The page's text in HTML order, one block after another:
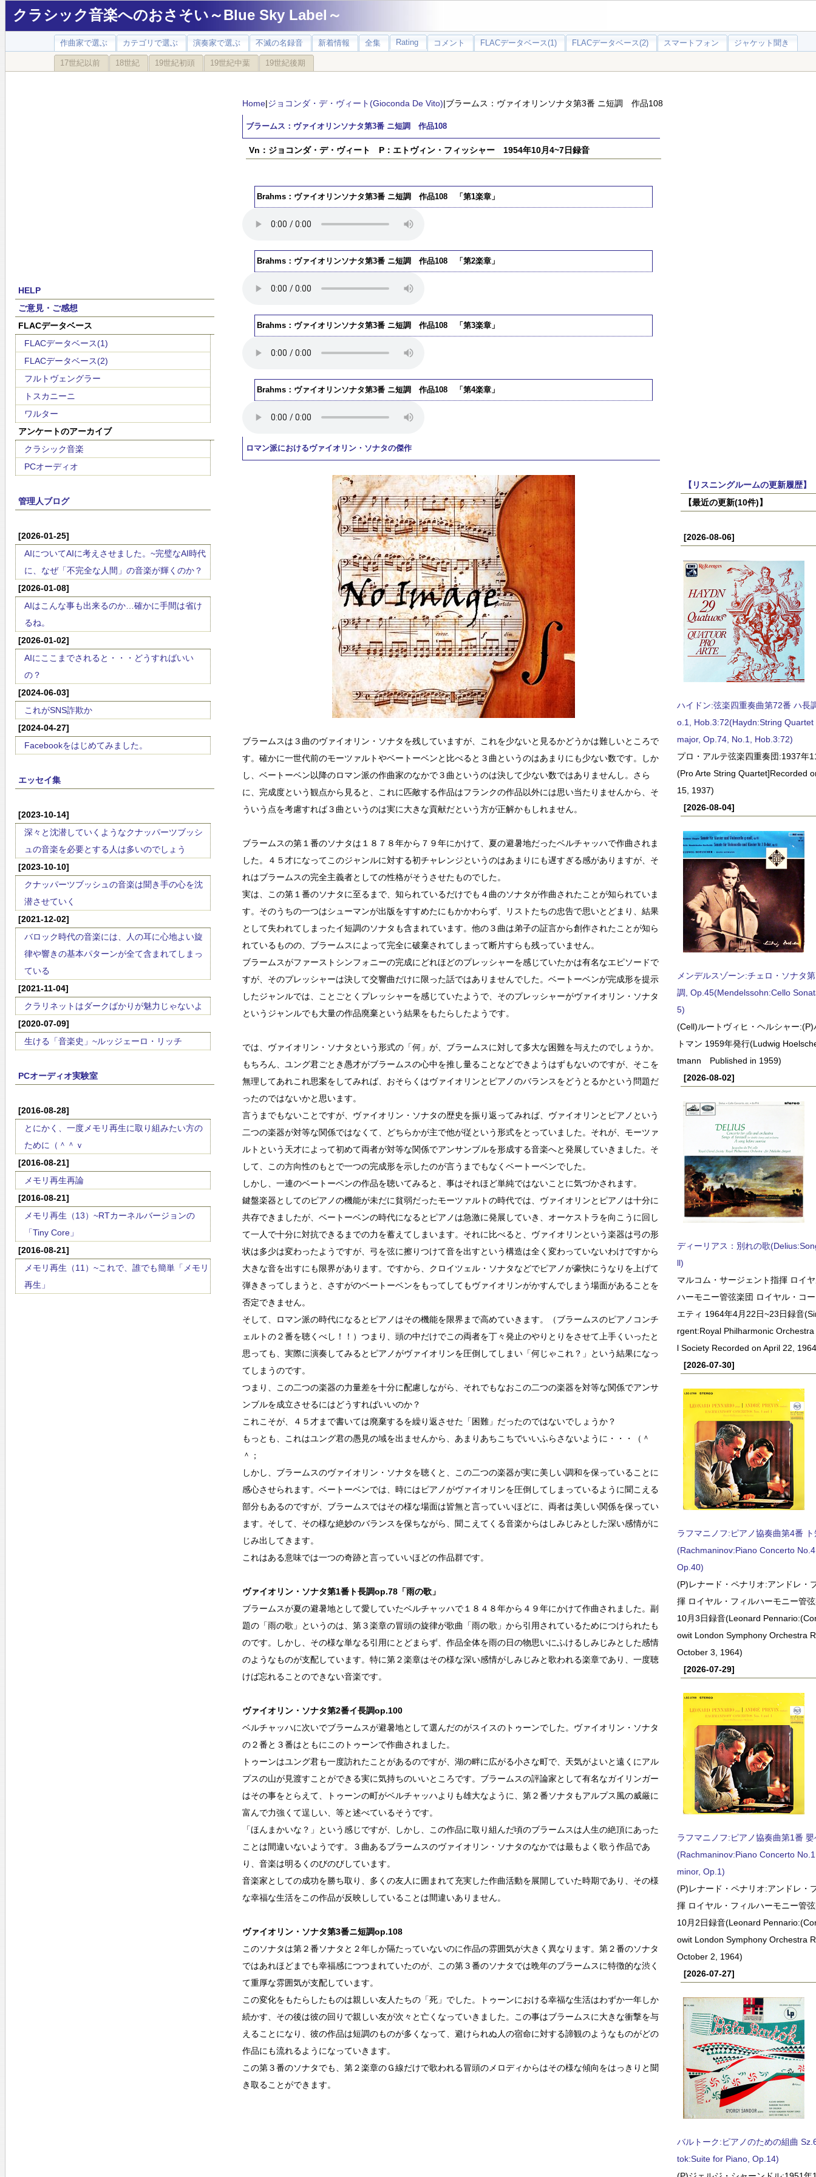
クラシック音楽へのおさそい～Blue Sky Label～
作曲家で選ぶ カテゴリで選ぶ 演奏家で選ぶ 不滅の名録音 新着情報 全集 Rating コメント FLACデータベース(1) FLACデータベース(2) スマートフォン ジャケット聞き
17世紀以前 18世紀 19世紀初頭 19世紀中葉 19世紀後期
HELP
ご意見・ご感想
FLACデータベース
FLACデータベース(1)
FLACデータベース(2)
フルトヴェングラー
トスカニーニ
ワルター
アンケートのアーカイブ
クラシック音楽
PCオーディオ
管理人ブログ
[2026-01-25]
AIについてAIに考えさせました。~完璧なAI時代
に、なぜ「不完全な人間」の音楽が輝くのか？
[2026-01-08]
AIはこんな事も出来るのか…確かに手間は省け
るね。
[2026-01-02]
AIにここまでされると・・・どうすればいい
の？
[2024-06-03]
これがSNS詐欺か
[2024-04-27]
Facebookをはじめてみました。
エッセイ集
[2023-10-14]
深々と沈潜していくようなクナッパーツブッシ
ュの音楽を必要とする人は多いのでしょう
[2023-10-10]
クナッパーツブッシュの音楽は聞き手の心を沈
潜させていく
[2021-12-02]
バロック時代の音楽には、人の耳に心地よい旋
律や響きの基本パターンが全て含まれてしまっ
ている
[2021-11-04]
クラリネットはダークばかりが魅力じゃないよ
[2020-07-09]
生ける「音楽史」~ルッジェーロ・リッチ
PCオーディオ実験室
[2016-08-28]
とにかく、一度メモリ再生に取り組みたい方の
ために（＾＾ｖ
[2016-08-21]
メモリ再生再論
[2016-08-21]
メモリ再生（13）~RTカーネルバージョンの
「Tiny Core」
[2016-08-21]
メモリ再生（11）~これで、誰でも簡単「メモリ
再生」
Home|ジョコンダ・デ・ヴィート(Gioconda De Vito)|ブラームス：ヴァイオリンソナタ第3番 ニ短調 作品108
ブラームス：ヴァイオリンソナタ第3番 ニ短調 作品108
Vn：ジョコンダ・デ・ヴィート P：エトヴィン・フィッシャー 1954年10月4~7日録音
Brahms：ヴァイオリンソナタ第3番 ニ短調 作品108 「第1楽章」
Brahms：ヴァイオリンソナタ第3番 ニ短調 作品108 「第2楽章」
Brahms：ヴァイオリンソナタ第3番 ニ短調 作品108 「第3楽章」
Brahms：ヴァイオリンソナタ第3番 ニ短調 作品108 「第4楽章」
ロマン派におけるヴァイオリン・ソナタの傑作
ブラームスは３曲のヴァイオリン・ソナタを残していますが、これを少ないと見るかどうかは難しいところで
す。確かに一世代前のモーツァルトやベートーベンと比べると３曲というのはあまりにも少ない数です。しか
し、ベートーベン以降のロマン派の作曲家のなかで３曲というのは決して少ない数ではありませんし。さら
に、完成度という観点から見ると、これに匹敵する作品はフランクの作品以外には思い当たりませんから、そ
ういう点を考慮すれば３曲というのは実に大きな貢献だという方が正解かもしれません。
ブラームスの第１番のソナタは１８７８年から７９年にかけて、夏の避暑地だったベルチャッハで作曲されま
した。４５才になってこのジャンルに対する初チャレンジというのはあまりにも遅すぎる感がありますが、そ
れはブラームスの完全主義者としての性格がそうさせたものでした。
実は、この第１番のソナタに至るまで、知られているだけでも４曲のソナタが作曲されたことが知られていま
す。そのうちの一つはシューマンが出版をすすめたにもかかわらず、リストたちの忠告で思いとどまり、結果
として失われてしまったイ短調のソナタも含まれています。他の３曲は弟子の証言から創作されたことが知ら
れているものの、ブラームスによって完全に破棄されてしまって断片すらも残っていません。
ブラームスがファーストシンフォニーの完成にどれほどのプレッシャーを感じていたかは有名なエピソードで
すが、そのプレッシャーは決して交響曲だけに限った話ではありませんでした。ベートーベンが完成形を提示
したジャンルでは、ことごとくプレッシャーを感じていたようで、そのプレッシャーがヴァイオリン・ソナタ
というジャンルでも大量の作品廃棄という結果をもたらしたようです。
では、ヴァイオリン・ソナタという形式の「何」が、ブラームスに対して多大な困難を与えたのでしょうか。
もちろん、ユング君ごとき愚才がブラームスの心中を推し量ることなどできようはずもないのですが、そこを
無理してあれこれ思案をしてみれば、おそらくはヴァイオリンとピアノのバランスをどうとるかという問題だ
ったのではないかと思います。
言うまでもないことですが、ヴァイオリン・ソナタの歴史を振り返ってみれば、ヴァイオリンとピアノという
二つの楽器が対等な関係ではなくて、どちらかが主で他が従という形式をとっていました。それが、モーツァ
ルトという天才によって初めて両者が対等な関係でアンサンブルを形成する音楽へと発展していきました。そ
して、この方向性のもとで一つの完成形を示したのが言うまでもなくベートーベンでした。
しかし、一連のベートーベンの作品を聴いてみると、事はそれほど単純ではないことに気づかされます。
鍵盤楽器としてのピアノの機能が未だに貧弱だったモーツァルトの時代では、ヴァイオリンとピアノは十分に
共存できましたが、ベートーベンの時代になるとピアノは急激に発展していき、オーケストラを向こうに回し
て一人で十分に対抗できるまでの力を蓄えてしまいます。それに比べると、ヴァイオリンという楽器は弓の形
状は多少は変わったようですが、弓を弦に擦りつけて音を出すという構造は全く変わっていないわけですから
大きな音を出すにも限界があります。ですから、クロイツェル・ソナタなどでピアノが豪快にうなりを上げて
弾ききってしまうと、さすがのベートーベンをもってしてもヴァイオリンがかすんでしまう場面があることを
否定できません。
そして、ロマン派の時代になるとピアノはその機能を限界まで高めていきます。（ブラームスのピアノコンチ
ェルトの２番を聴くべし！！）つまり、頭の中だけでこの両者を丁々発止のやりとりをさせて上手くいったと
思っても、実際に演奏してみるとピアノがヴァイオリンを圧倒してしまい「何じゃこれ？」という結果になっ
てしまうのです。
つまり、この二つの楽器の力量差を十分に配慮しながら、それでもなおこの二つの楽器を対等な関係でアンサ
ンブルを成立させるにはどうすればいいのか？
これこそが、４５才まで書いては廃棄するを繰り返させた「困難」だったのではないでしょうか？
もっとも、これはユング君の愚見の域を出ませんから、あまりあちこちでいいふらさないように・・・（＾
＾；
しかし、ブラームスのヴァイオリン・ソナタを聴くと、この二つの楽器が実に美しい調和を保っていることに
感心させられます。ベートーベンでは、時にはピアノがヴァイオリンを圧倒してしまっているように聞こえる
部分もあるのですが、ブラームスではその様な場面は皆無と言っていいほどに、両者は美しい関係を保ってい
ます。そして、その様な絶妙のバランスを保ちながら、聞こえてくる音楽からはしみじみとした深い感情がに
じみ出してきます。
これはある意味では一つの奇跡と言っていいほどの作品群です。
ヴァイオリン・ソナタ第1番ト長調op.78「雨の歌」
ブラームスが夏の避暑地として愛していたベルチャッハで１８４８年から４９年にかけて作曲されました。副
題の「雨の歌」というのは、第３楽章の冒頭の旋律が歌曲「雨の歌」から引用されているためにつけられたも
のです。しかし、その様な単なる引用にとどまらず、作品全体を雨の日の物思いにふけるしみじみとした感情
のようなものが支配しています。特に第２楽章はその様な深い感情がしみじみと歌われる楽章であり、一度聴
けば忘れることのできない音楽です。
ヴァイオリン・ソナタ第2番イ長調op.100
ベルチャッハに次いでブラームスが避暑地として選んだのがスイスのトゥーンでした。ヴァイオリン・ソナタ
の２番と３番はともにこのトゥーンで作曲されました。
トゥーンはユング君も一度訪れたことがあるのですが、湖の畔に広がる小さな町で、天気がよいと遠くにアル
プスの山が見渡すことができる実に気持ちのいいところです。ブラームスの評論家として有名なガイリンガー
はその事をとらえて、トゥーンの町がベルチャッハよりも雄大なように、第２番ソナタもアルプス風の威厳に
富んで力強くて逞しい、等と述べているそうです。
「ほんまかいな？」という感じですが、しかし、この作品に取り組んだ頃のブラームスは人生の絶頂にあった
ことは間違いないようです。３曲あるブラームスのヴァイオリン・ソナタのなかでは最もよく歌う作品であ
り、音楽は明るくのびのびしています。
音楽家としての成功を勝ち取り、多くの友人に囲まれて充実した作曲活動を展開していた時期であり、その様
な幸福な生活をこの作品が反映ししていることは間違いありません。
ヴァイオリン・ソナタ第3番ニ短調op.108
このソナタは第２番ソナタと２年しか隔たっていないのに作品の雰囲気が大きく異なります。第２番のソナタ
ではあれほどまでも幸福感につつまれていたのが、この第３番のソナタでは晩年のブラームスに特徴的な渋く
て重厚な雰囲気が支配しています。
この変化をもたらしたものは親しい友人たちの「死」でした。トゥーンにおける幸福な生活はわずか一年しか
続かす、その後は彼の回りで親しい友が次々と亡くなっていきました。この事はブラームスに大きな衝撃を与
えることになり、彼の作品は短調のものが多くなって、避けられぬ人の宿命に対する諦観のようなものがどの
作品にも流れるようになっていきます。
この第３番のソナタでも、第２楽章のＧ線だけで歌われる冒頭のメロディからはその様な傾向をはっきりと聞
き取ることができます。
【リスニングルームの更新履歴】
【最近の更新(10件)】
[2026-08-06]
ハイドン:弦楽四重奏曲第72番 ハ長
o.1, Hob.3:72(Haydn:String Quartet
major, Op.74, No.1, Hob.3:72)
プロ・アルテ弦楽四重奏団:1937年
(Pro Arte String Quartet]Recorded
15, 1937)
[2026-08-04]
メンデルスゾーン:チェロ・ソナタ
調, Op.45(Mendelssohn:Cello
5)
(Cell)ルートヴィヒ・ヘルシャー
トマン 1959年発行(Ludwig
tmann Published in 1959)
[2026-08-02]
ディーリアス：別れの歌
ll)
マルコム・サージェント指揮 ロイ
ハーモニー管弦楽団 ロイヤル・コ
エティ 1964年4月22日~23日録音
rgent:Royal Philharmonic
l Society Recorded on April 22,
[2026-07-30]
ラフマニノフ:ピアノ協奏曲第4番
(Rachmaninov:Piano Concerto
Op.40)
(P)レナード・ペナリオ:アンドレ・
揮 ロイヤル・フィルハーモニー管
10月3日録音(Leonard
owit London Symphony Orchestra
October 3, 1964)
[2026-07-29]
ラフマニノフ:ピアノ協奏曲第1番
(Rachmaninov:Piano Concerto
minor, Op.1)
(P)レナード・ペナリオ:アンドレ・
揮 ロイヤル・フィルハーモニー管
10月2日録音(Leonard
owit London Symphony Orchestra
October 2, 1964)
[2026-07-27]
バルトーク:ピアノのための組曲
tok:Suite for Piano, Op.14)